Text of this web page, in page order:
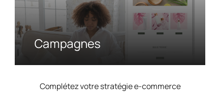
Campagnes
Complétez votre stratégie e-commerce